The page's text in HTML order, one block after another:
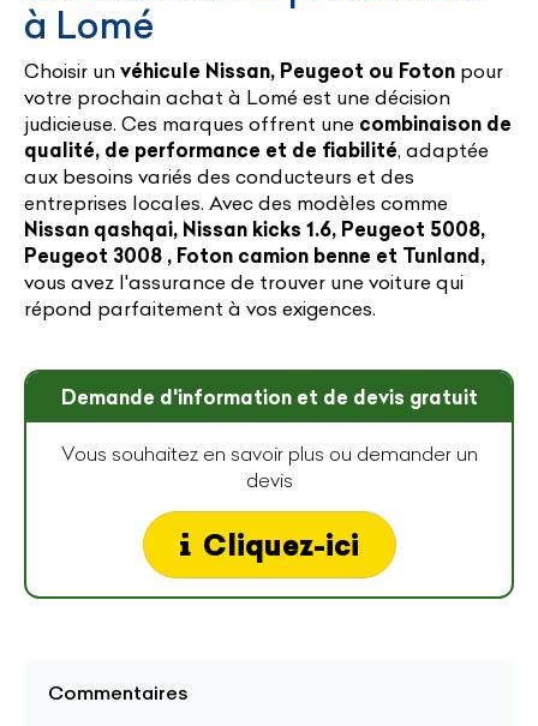
à Lomé
Choisir un véhicule Nissan, Peugeot ou Foton pour
votre prochain achat à Lomé est une décision
judicieuse. Ces marques offrent une combinaison de
qualité, de performance et de fiabilité, adaptée
aux besoins variés des conducteurs et des
entreprises locales. Avec des modèles comme
Nissan qashqai, Nissan kicks 1.6, Peugeot 5008,
Peugeot 3008 , Foton camion benne et Tunland,
vous avez l'assurance de trouver une voiture qui
répond parfaitement à vos exigences.
Demande d'information et de devis gratuit
Vous souhaitez en savoir plus ou demander un
devis
Cliquez-ici
Commentaires